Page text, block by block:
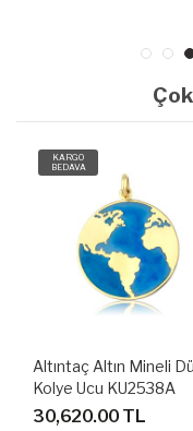
KARGO
BEDAVA
Altıntaç Altın Mineli
Kolye Ucu KU2538A
30,620.00 TL